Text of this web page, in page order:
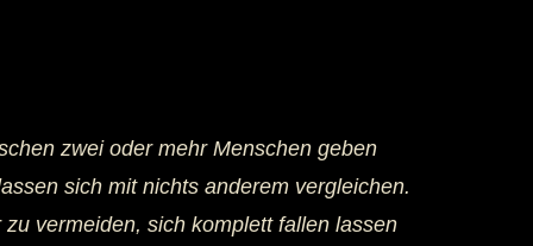
zwei oder mehr Menschen geben
sich mit nichts anderem vergleichen.
vermeiden, sich komplett fallen lassen